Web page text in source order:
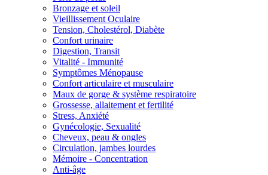
Bronzage et soleil
Vieillissement Oculaire
Tension, Cholestérol, Diabète
Confort urinaire
Digestion, Transit
Vitalité - Immunité
Symptômes Ménopause
Confort articulaire et musculaire
Maux de gorge & système respiratoire
Grossesse, allaitement et fertilité
Stress, Anxiété
Gynécologie, Sexualité
Cheveux, peau & ongles
Circulation, jambes lourdes
Mémoire - Concentration
Anti-âge